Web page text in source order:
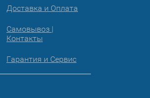
Доставка и Оплата
Самовывоз |
Контакты
Гарантия и Сервис